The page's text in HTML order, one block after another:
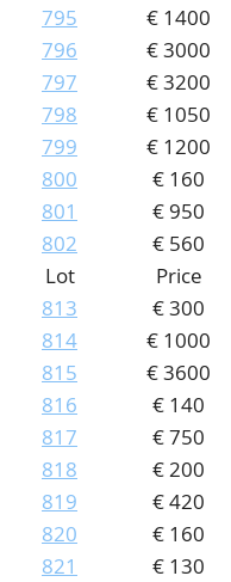
795
€ 1400
796
€ 3000
797
€ 3200
798
€ 1050
799
€ 1200
800
€ 160
801
€ 950
802
€ 560
Lot
Price
813
€ 300
814
€ 1000
815
€ 3600
816
€ 140
817
€ 750
818
€ 200
819
€ 420
820
€ 160
821
€ 130